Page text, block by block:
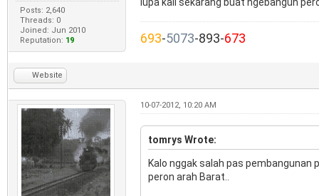
Posts: 2,640
Threads: 0
Joined: Jun 2010
Reputation: 19 693-5073-893-673
Website
10-07-2012, 10:20 AM
tomrys Wrote:
Kalo nggak salah pas
peron arah Barat..